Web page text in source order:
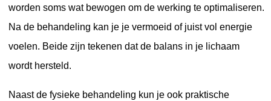
worden soms wat bewogen om de werking te optimaliseren.
Na de behandeling kan je je vermoeid of juist vol energie
voelen. Beide zijn tekenen dat de balans in je lichaam
wordt hersteld.
Naast de fysieke behandeling kun je ook praktische